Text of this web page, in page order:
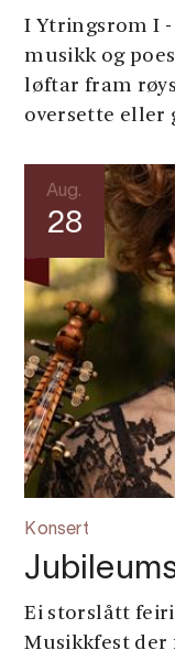
I Ytringsrom I
musikk og
løftar fram
oversette eller
Aug.
28
Konsert
Ei storslått
Musikkfest